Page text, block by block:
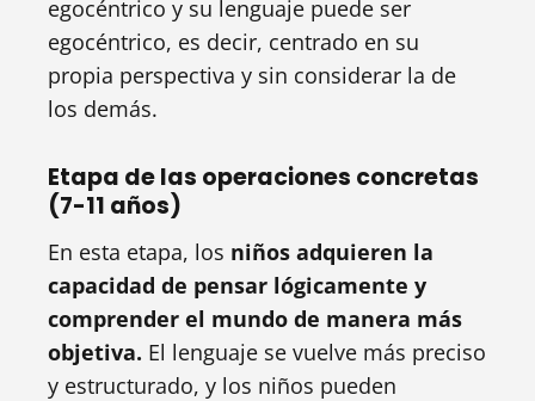
egocéntrico y su lenguaje puede ser
egocéntrico, es decir, centrado en su
propia perspectiva y sin considerar la de
los demás.
Etapa de las operaciones concretas
(7-11 años)
En esta etapa, los niños adquieren la
capacidad de pensar lógicamente y
comprender el mundo de manera más
objetiva. El lenguaje se vuelve más preciso
y estructurado, y los niños pueden